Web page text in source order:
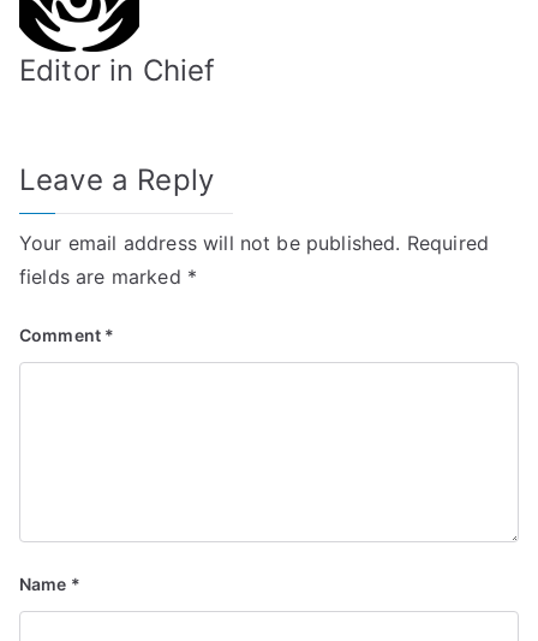
Editor in Chief
Leave a Reply
Your email address will not be published. Required
fields are marked *
Comment *
Name *